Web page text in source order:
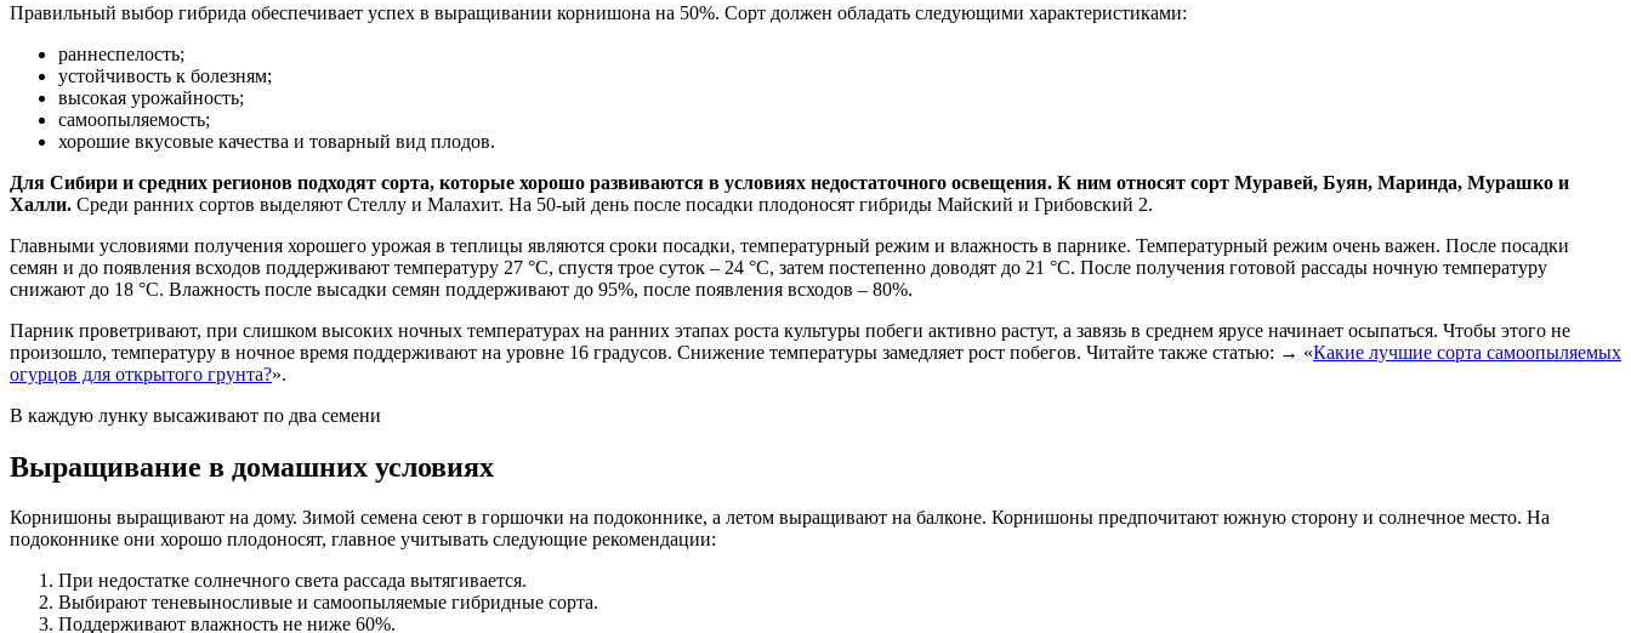
Правильный выбор гибрида обеспечивает успех в выращивании корнишона на 50%. Сорт должен обладать следующими характеристиками:
раннеспелость;
устойчивость к болезням;
высокая урожайность;
самоопыляемость;
хорошие вкусовые качества и товарный вид плодов.
Для Сибири и средних регионов подходят сорта, которые хорошо развиваются в условиях недостаточного освещения. К ним относят сорт Муравей, Буян, Маринда, Мурашко и
Халли. Среди ранних сортов выделяют Стеллу и Малахит. На 50-ый день после посадки плодоносят гибриды Майский и Грибовский 2.
Главными условиями получения хорошего урожая в теплицы являются сроки посадки, температурный режим и влажность в парнике. Температурный режим очень важен. После посадки
семян и до появления всходов поддерживают температуру 27 °С, спустя трое суток – 24 °С, затем постепенно доводят до 21 °С. После получения готовой рассады ночную температуру
снижают до 18 °С. Влажность после высадки семян поддерживают до 95%, после появления всходов – 80%.
Парник проветривают, при слишком высоких ночных температурах на ранних этапах роста культуры побеги активно растут, а завязь в среднем ярусе начинает осыпаться. Чтобы этого не
произошло, температуру в ночное время поддерживают на уровне 16 градусов. Снижение температуры замедляет рост побегов. Читайте также статью: → «Какие лучшие сорта самоопыляемых
огурцов для открытого грунта?».
В каждую лунку высаживают по два семени
Выращивание в домашних условиях
Корнишоны выращивают на дому. Зимой семена сеют в горшочки на подоконнике, а летом выращивают на балконе. Корнишоны предпочитают южную сторону и солнечное место. На
подоконнике они хорошо плодоносят, главное учитывать следующие рекомендации:
При недостатке солнечного света рассада вытягивается.
Выбирают теневыносливые и самоопыляемые гибридные сорта.
Поддерживают влажность не ниже 60%.